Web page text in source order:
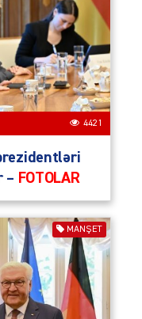
4421
– FOTOLAR
MANŞET